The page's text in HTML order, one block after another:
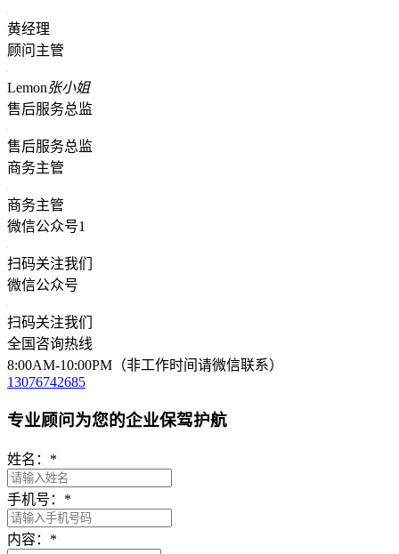
黄经理
顾问主管
Lemon张小姐
售后服务总监
售后服务总监
商务主管
商务主管
微信公众号1
扫码关注我们
微信公众号
扫码关注我们
全国咨询热线
8:00AM-10:00PM（非工作时间请微信联系）
13076742685
专业顾问为您的企业保驾护航
姓名： *
手机号： *
内容： *